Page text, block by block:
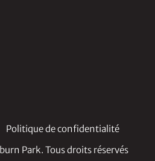
Politique de confidentialité
Park. Tous droits réservés